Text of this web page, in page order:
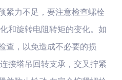
紧力不足，要注意检查螺栓
和旋转电阻转矩的变化。如
查，以免造成不必要的损
接塔吊回转支承，交叉拧紧